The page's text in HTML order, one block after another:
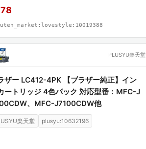
MFC-J7300CDW)
PLUSYU楽天堂
ザー LC412-4PK 【ブラザー純正】イン
ートリッジ 4色パック 対応型番：MFC-J
、MFC-J7100CDW他
楽天堂 plusyu:10632196